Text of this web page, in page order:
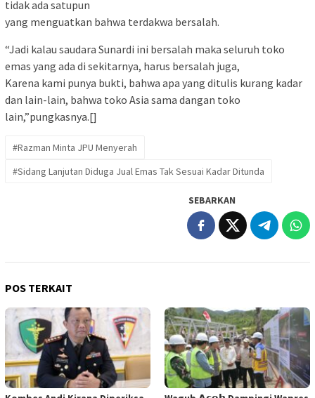
tidak ada satupun
yang menguatkan bahwa terdakwa bersalah.
“Jadi kalau saudara Sunardi ini bersalah maka seluruh toko
emas yang ada di sekitarnya, harus bersalah juga,
Karena kami punya bukti, bahwa apa yang ditulis kurang kadar
dan lain-lain, bahwa toko Asia sama dangan toko
lain,”pungkasnya.[]
#Razman Minta JPU Menyerah
#Sidang Lanjutan Diduga Jual Emas Tak Sesuai Kadar Ditunda
SEBARKAN
POS TERKAIT